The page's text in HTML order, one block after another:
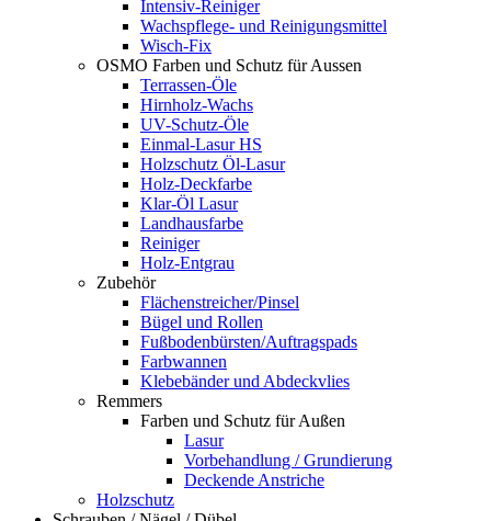
Intensiv-Reiniger
Wachspflege- und Reinigungsmittel
Wisch-Fix
OSMO Farben und Schutz für Aussen
Terrassen-Öle
Hirnholz-Wachs
UV-Schutz-Öle
Einmal-Lasur HS
Holzschutz Öl-Lasur
Holz-Deckfarbe
Klar-Öl Lasur
Landhausfarbe
Reiniger
Holz-Entgrau
Zubehör
Flächenstreicher/Pinsel
Bügel und Rollen
Fußbodenbürsten/Auftragspads
Farbwannen
Klebebänder und Abdeckvlies
Remmers
Farben und Schutz für Außen
Lasur
Vorbehandlung / Grundierung
Deckende Anstriche
Holzschutz